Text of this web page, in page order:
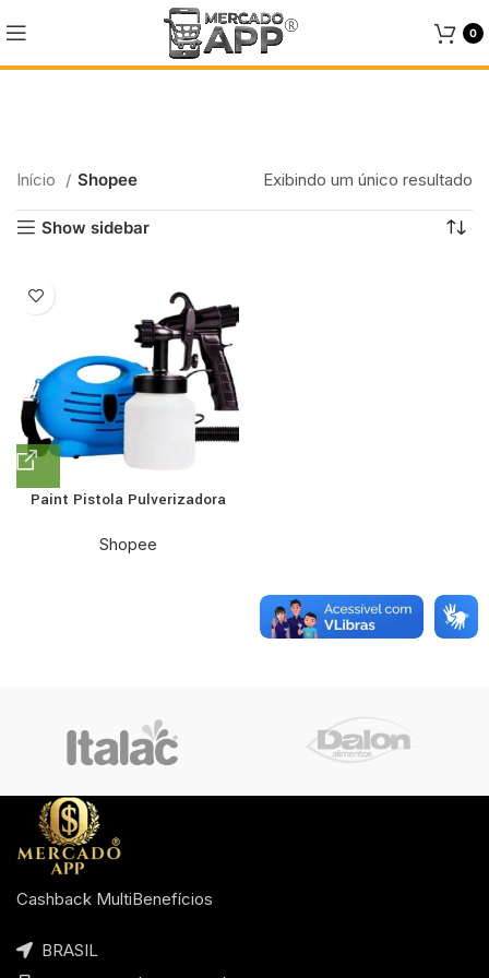
0
Categories
Início Shopee Exibindo um único resultado
Show sidebar
Paint Pistola Pulverizadora
Shopee
Cashback MultiBenefícios
BRASIL